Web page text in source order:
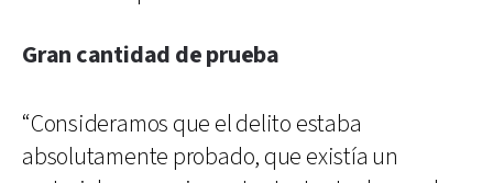
Gran cantidad de prueba
“Consideramos que el delito estaba
absolutamente probado, que existía un